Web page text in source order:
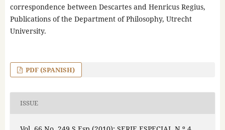
correspondence between Descartes and Henricus Regius,
Publications of the Department of Philosophy, Utrecht
University.
PDF (SPANISH)
ISSUE